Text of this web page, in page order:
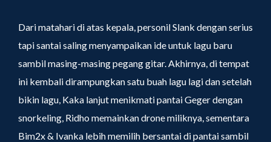
Dari matahari di atas kepala, personil Slank dengan serius
tapi santai saling menyampaikan ide untuk lagu baru
sambil masing-masing pegang gitar. Akhirnya, di tempat
ini kembali dirampungkan satu buah lagu lagi dan setelah
bikin lagu, Kaka lanjut menikmati pantai Geger dengan
snorkeling, Ridho memainkan drone miliknya, sementara
Bim2x & Ivanka lebih memilih bersantai di pantai sambil